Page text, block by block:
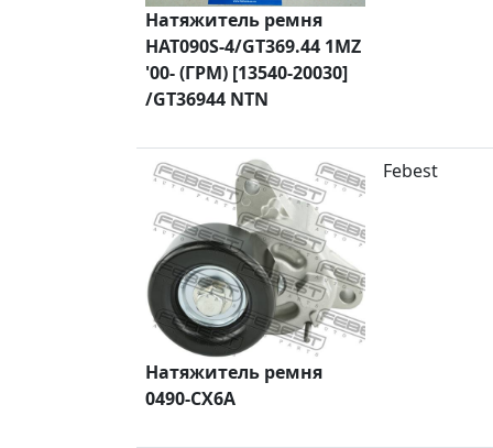
Натяжитель ремня
HAT090S-4/GT369.44 1MZ
'00- (ГРМ) [13540-20030]
/GT36944 NTN
Натяжитель ремня
0490-CX6A
Febest